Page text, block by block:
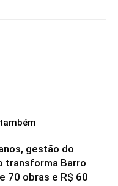
gestão do
transforma Barro
70 obras e R$ 60